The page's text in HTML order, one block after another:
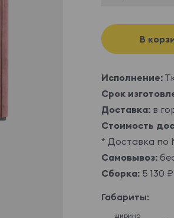
В
Исполнение:
Срок
Доставка:в
Стоимость
* Доставка по
Самовывоз:
Сборка:5 130 ₽
Габариты:
ширина